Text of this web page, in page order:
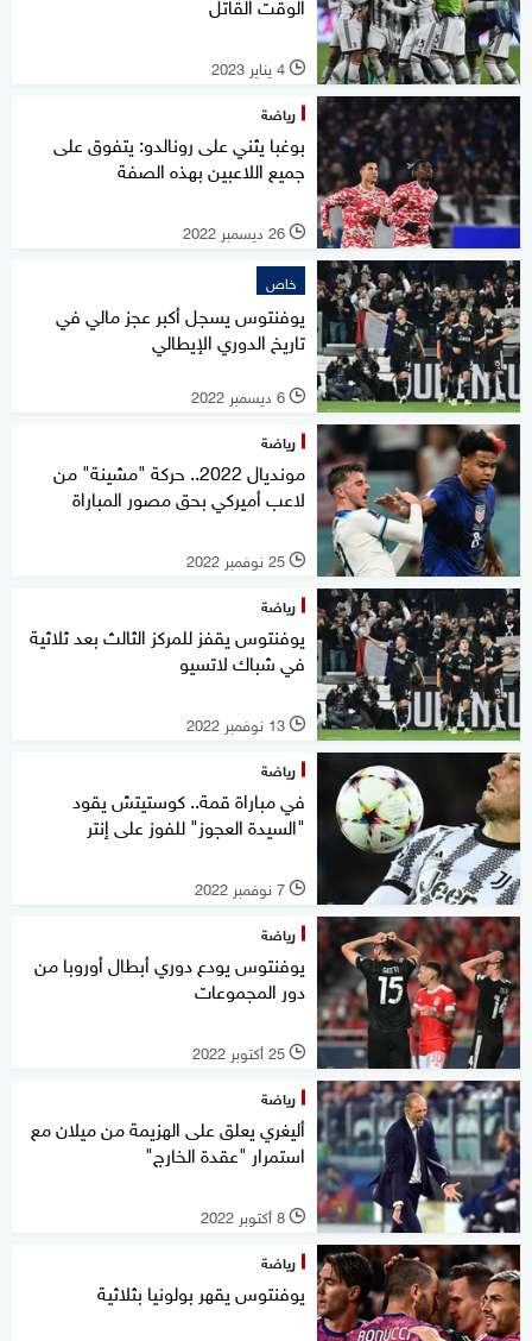
l 4 يناير 2023
رياضة
بوغبا يثني على رونالدو: يتفوق على
جميع اللاعبين بهذه الصفة
l 26 ديسمبر 2022
خاص
يوفنتوس يسجل أكبر عجز مالي في
تاريخ الدوري الإيطالي
l 6 ديسمبر 2022
رياضة
مونديال 2022.. حركة "مشينة" من
لاعب أميركي بحق مصور المباراة
l 25 نوفمبر 2022
رياضة
يوفنتوس يقفز للمركز الثالث بعد ثلاثية
في شباك لاتسيو
l 13 نوفمبر 2022
رياضة
في مباراة قمة.. كوستيتش يقود
"السيدة العجوز" للفوز على إنتر
l 7 نوفمبر 2022
رياضة
يوفنتوس يودع دوري أبطال أوروبا من
دور المجموعات
l 25 أكتوبر 2022
رياضة
أليغري يعلق على الهزيمة من ميلان مع
استمرار "عقدة الخارج"
l 8 أكتوبر 2022
رياضة
يوفنتوس يقهر بولونيا بثلاثية